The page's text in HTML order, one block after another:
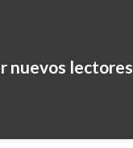
nuevos lectores